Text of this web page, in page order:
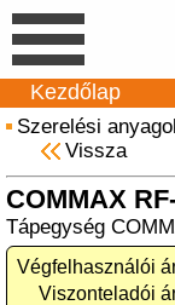
Kezdőlap
Szerelési
Vissza
COMMAX
Tápegység
Végfelhasználói
Viszonteladói